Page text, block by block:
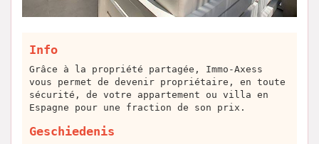
Info
Grâce à la propriété partagée, Immo-Axess
vous permet de devenir propriétaire, en toute
sécurité, de votre appartement ou villa en
Espagne pour une fraction de son prix.
Geschiedenis